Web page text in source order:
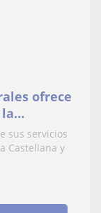
ofrece
y
sus servicios
Castellana y